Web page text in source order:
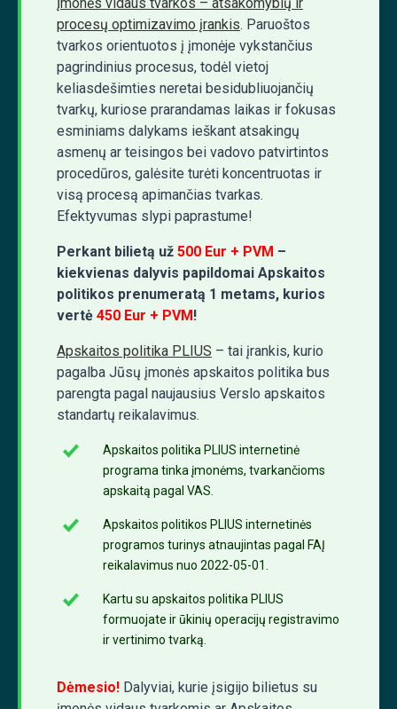
procesų optimizavimo įrankis. Paruoštos
tvarkos orientuotos į įmonėje vykstančius
pagrindinius procesus, todėl vietoj
keliasdešimties neretai besidubliuojančių
tvarkų, kuriose prarandamas laikas ir fokusas
esminiams dalykams ieškant atsakingų
asmenų ar teisingos bei vadovo patvirtintos
procedūros, galėsite turėti koncentruotas ir
visą procesą apimančias tvarkas.
Efektyvumas slypi paprastume!
Perkant bilietą už 500 Eur + PVM –
kiekvienas dalyvis papildomai Apskaitos
politikos prenumeratą 1 metams, kurios
vertė 450 Eur + PVM!
Apskaitos politika PLIUS – tai įrankis, kurio
pagalba Jūsų įmonės apskaitos politika bus
parengta pagal naujausius Verslo apskaitos
standartų reikalavimus.
Apskaitos politika PLIUS internetinė
programa tinka įmonėms, tvarkančioms
apskaitą pagal VAS.
Apskaitos politikos PLIUS internetinės
programos turinys atnaujintas pagal FAĮ
reikalavimus nuo 2022-05-01.
Kartu su apskaitos politika PLIUS
formuojate ir ūkinių operacijų registravimo
ir vertinimo tvarką.
Dėmesio! Dalyviai, kurie įsigijo bilietus su